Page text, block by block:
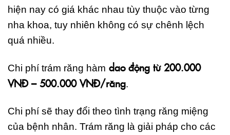
hiện nay có giá khác nhau tùy thuộc vào từng
nha khoa, tuy nhiên không có sự chênh lệch
quá nhiều.
Chi phí trám răng hàm dao động từ 200.000
VNĐ – 500.000 VNĐ/răng.
Chi phí sẽ thay đổi theo tình trạng răng miệng
của bệnh nhân. Trám răng là giải pháp cho các